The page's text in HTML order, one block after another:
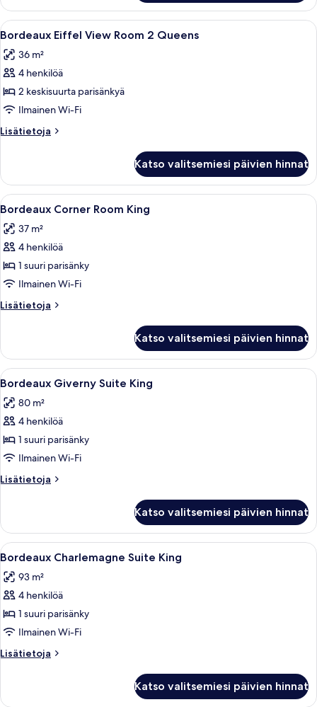
View
Room
King
Avaa
kaikki
huonetyypin
Bordeaux
Eiffel
View
Room
2
kuvat
Hotellihuone, jossa on kaksi
5
Bordeaux Eiffel View Room 2 Queens
36 m²
4 henkilöä
2 keskisuurta parisänkyä
Ilmainen Wi-Fi
Lisätietoja
Lisätietoja
View
Room
2
Katso valitsemiesi päivien hinnat
Avaa
kaikki
huonetyypin
Bordeaux
Corner
Room
King
kuvat
Hotellihuone, jossa on suuri sänky,
4
Bordeaux Corner Room King
37 m²
4 henkilöä
1 suuri parisänky
Ilmainen Wi-Fi
Lisätietoja
Lisätietoja
Room
King
Katso valitsemiesi päivien hinnat
Avaa
kaikki
huonetyypin
Bordeaux
Giverny
Suite
King
kuvat
Hotellihuone, jossa on suuri sänky,
4
Bordeaux Giverny Suite King
80 m²
4 henkilöä
1 suuri parisänky
Ilmainen Wi-Fi
Lisätietoja
Lisätietoja
Suite
King
Katso valitsemiesi päivien hinnat
Avaa
kaikki
huonetyypin
Bordeaux
Charlemagne
Suite
King
kuvat
Moderni hotellihuone, jossa on
4
Bordeaux Charlemagne Suite King
93 m²
4 henkilöä
1 suuri parisänky
Ilmainen Wi-Fi
Lisätietoja
Lisätietoja
Suite
Katso valitsemiesi päivien hinnat